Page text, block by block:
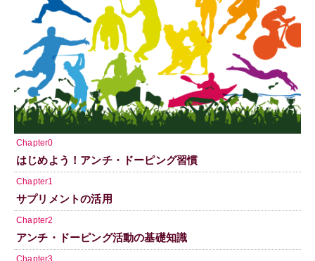
Chapter0
はじめよう！アンチ・ドーピング習慣
Chapter1
サプリメントの活用
Chapter2
アンチ・ドーピング活動の基礎知識
Chapter3